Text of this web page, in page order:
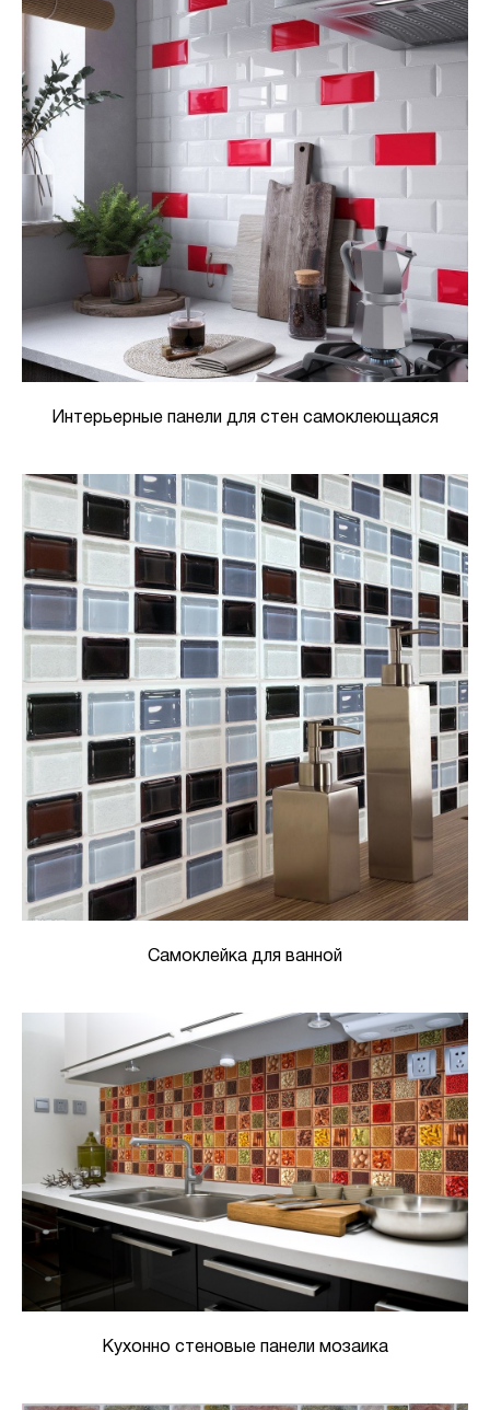
Интерьерные панели для стен самоклеющаяся
Самоклейка для ванной
Кухонно стеновые панели мозаика